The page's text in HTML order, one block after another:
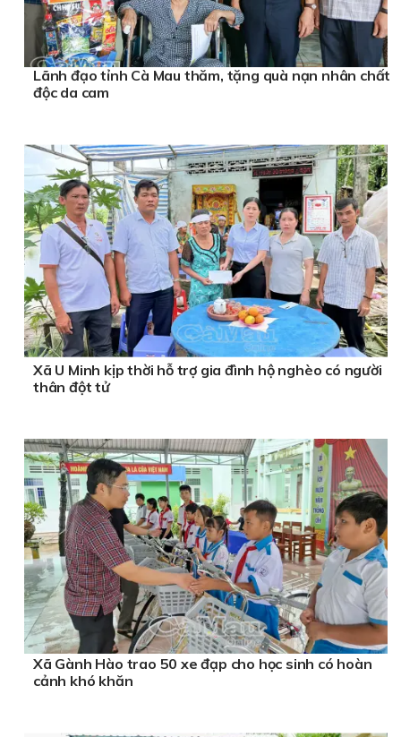
Lãnh đạo tỉnh Cà Mau thăm, tặng quà nạn nhân chất
độc da cam
Xã U Minh kịp thời hỗ trợ gia đình hộ nghèo có người
thân đột tử
Xã Gành Hào trao 50 xe đạp cho học sinh có hoàn
cảnh khó khăn